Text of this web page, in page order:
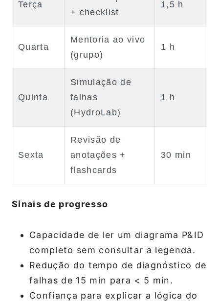
Terça
+ checklist
1,5 h
Quarta
Mentoria ao vivo
(grupo)
1 h
Quinta
Simulação de
falhas
(HydroLab)
1 h
Sexta
Revisão de
anotações +
flashcards
30 min
Sinais de progresso
Capacidade de ler um diagrama P&ID
completo sem consultar a legenda.
Redução do tempo de diagnóstico de
falhas de 15 min para < 5 min.
Confiança para explicar a lógica do